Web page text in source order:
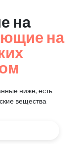
на
на
ниже, есть
вещества